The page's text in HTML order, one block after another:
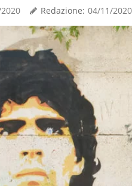
Redazione: 04/11/2020